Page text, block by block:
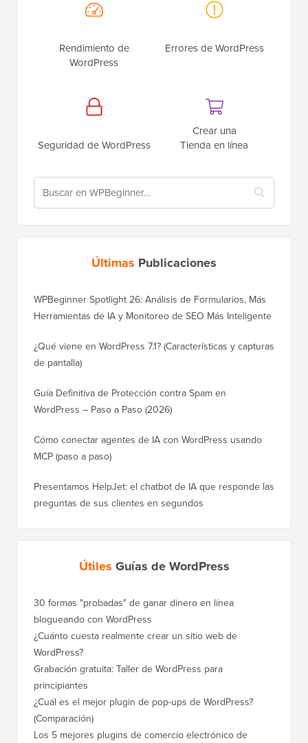
Rendimiento de
WordPress
Errores de WordPress
Seguridad de WordPress
Crear una
Tienda en línea
Últimas Publicaciones
WPBeginner Spotlight 26: Análisis de Formularios, Más
Herramientas de IA y Monitoreo de SEO Más Inteligente
¿Qué viene en WordPress 7.1? (Características y capturas
de pantalla)
Guía Definitiva de Protección contra Spam en
WordPress – Paso a Paso (2026)
Cómo conectar agentes de IA con WordPress usando
MCP (paso a paso)
Presentamos HelpJet: el chatbot de IA que responde las
preguntas de sus clientes en segundos
Útiles Guías de WordPress
30 formas "probadas" de ganar dinero en línea
blogueando con WordPress
¿Cuánto cuesta realmente crear un sitio web de
WordPress?
Grabación gratuita: Taller de WordPress para
principiantes
¿Cuál es el mejor plugin de pop-ups de WordPress?
(Comparación)
Los 5 mejores plugins de comercio electrónico de